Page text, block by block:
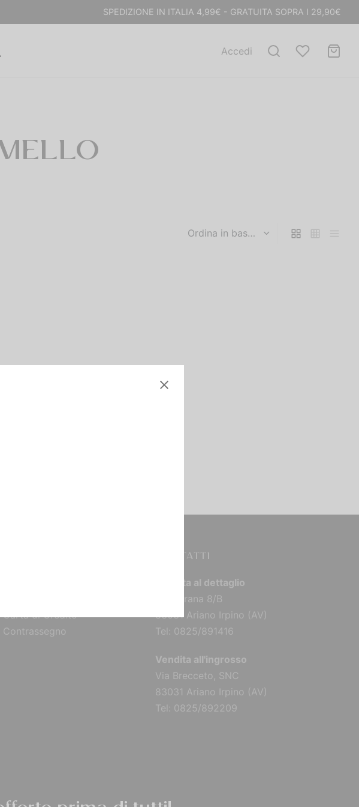
SPEDIZIONE IN ITALIA 4,99€ - GRATUITA SOPRA I 29,90€
Accedi
Carta di Credito
Contrassegno
CONTATTI
Vendita al dettaglio
Via Torana 8/B
83031 Ariano Irpino (AV)
Tel: 0825/891416
Vendita all'ingrosso
Via Brecceto, SNC
83031 Ariano Irpino (AV)
Tel: 0825/892209